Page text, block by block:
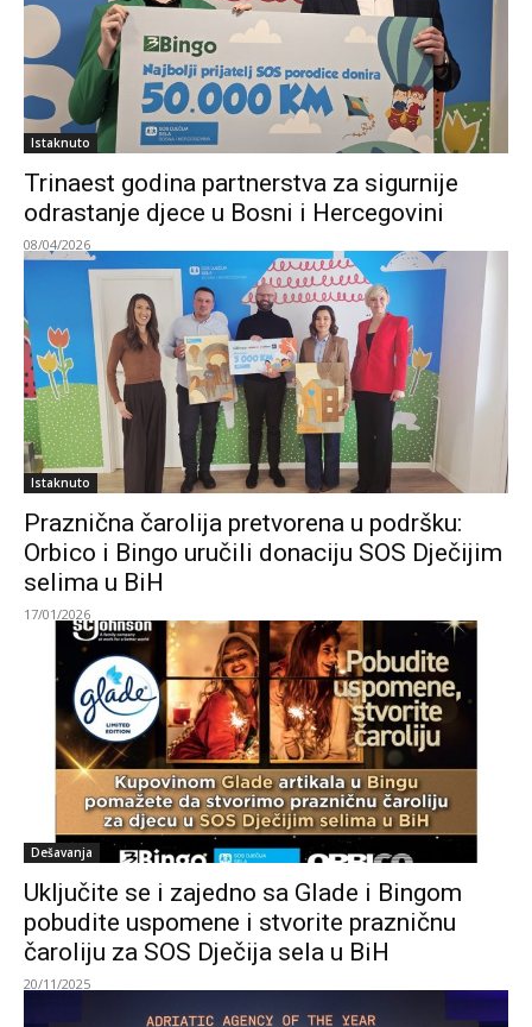
Istaknuto
Trinaest godina partnerstva za sigurnije
odrastanje djece u Bosni i Hercegovini
08/04/2026
Istaknuto
Praznična čarolija pretvorena u podršku:
Orbico i Bingo uručili donaciju SOS Dječijim
selima u BiH
17/01/2026
Dešavanja
Uključite se i zajedno sa Glade i Bingom
pobudite uspomene i stvorite prazničnu
čaroliju za SOS Dječija sela u BiH
20/11/2025